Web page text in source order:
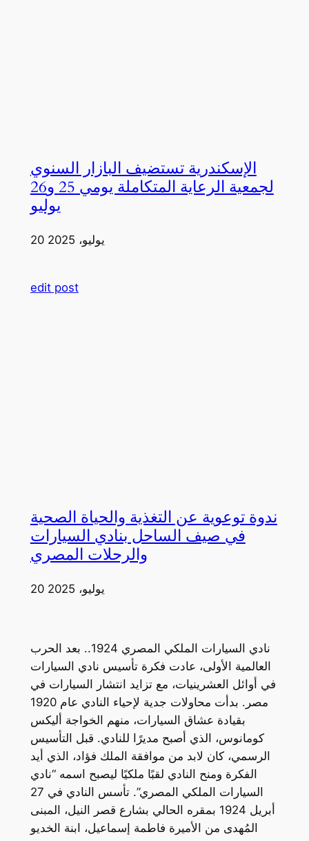
الإسكندرية تستضيف البازار السنوي
لجمعية الرعاية المتكاملة يومي 25 و26
يوليو
20 يوليو، 2025
edit post
ندوة توعوية عن التغذية والحياة الصحية
في صيف الساحل بنادي السيارات
والرحلات المصري
20 يوليو، 2025
نادي السيارات الملكي المصري 1924.. بعد الحرب
العالمية الأولى، عادت فكرة تأسيس نادي السيارات
في أوائل العشرينيات، مع تزايد انتشار السيارات في
مصر. بدأت محاولات جدية لإحياء النادي عام 1920
بقيادة عشاق السيارات، منهم الخواجة أليكس
كومانوس، الذي أصبح مديرًا للنادي. قبل التأسيس
الرسمي، كان لابد من موافقة الملك فؤاد، الذي أيد
الفكرة ومنح النادي لقبًا ملكيًا ليصبح اسمه “نادي
السيارات الملكي المصري”. تأسس النادي في 27
أبريل 1924 بمقره الحالي بشارع قصر النيل، المبنى
المُهدى من الأميرة فاطمة إسماعيل، ابنة الخديو